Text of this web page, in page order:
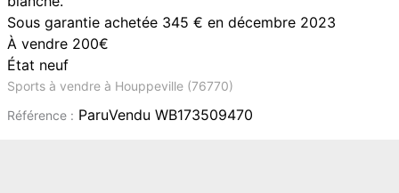
Sous garantie achetée 345 € en décembre 2023
À vendre 200€
État neuf
Sports à vendre à Houppeville (76770)
Référence : ParuVendu WB173509470